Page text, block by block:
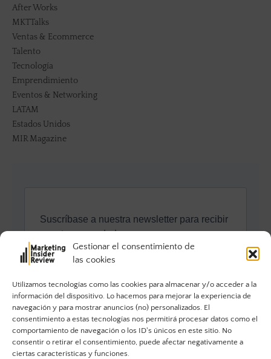
Gestionar el consentimiento de
las cookies
Utilizamos tecnologías como las cookies para almacenar y/o acceder a la
información del dispositivo. Lo hacemos para mejorar la experiencia de
navegación y para mostrar anuncios (no) personalizados. El
consentimiento a estas tecnologías nos permitirá procesar datos como el
comportamiento de navegación o los ID's únicos en este sitio. No
consentir o retirar el consentimiento, puede afectar negativamente a
ciertas características y funciones.
After Works
MKTTalks
Ventas & Ecommerce
Talento
Tecnología
Emprendimiento
Eventos & Networking
LATAM
Estados Unidos
MIR Magazine